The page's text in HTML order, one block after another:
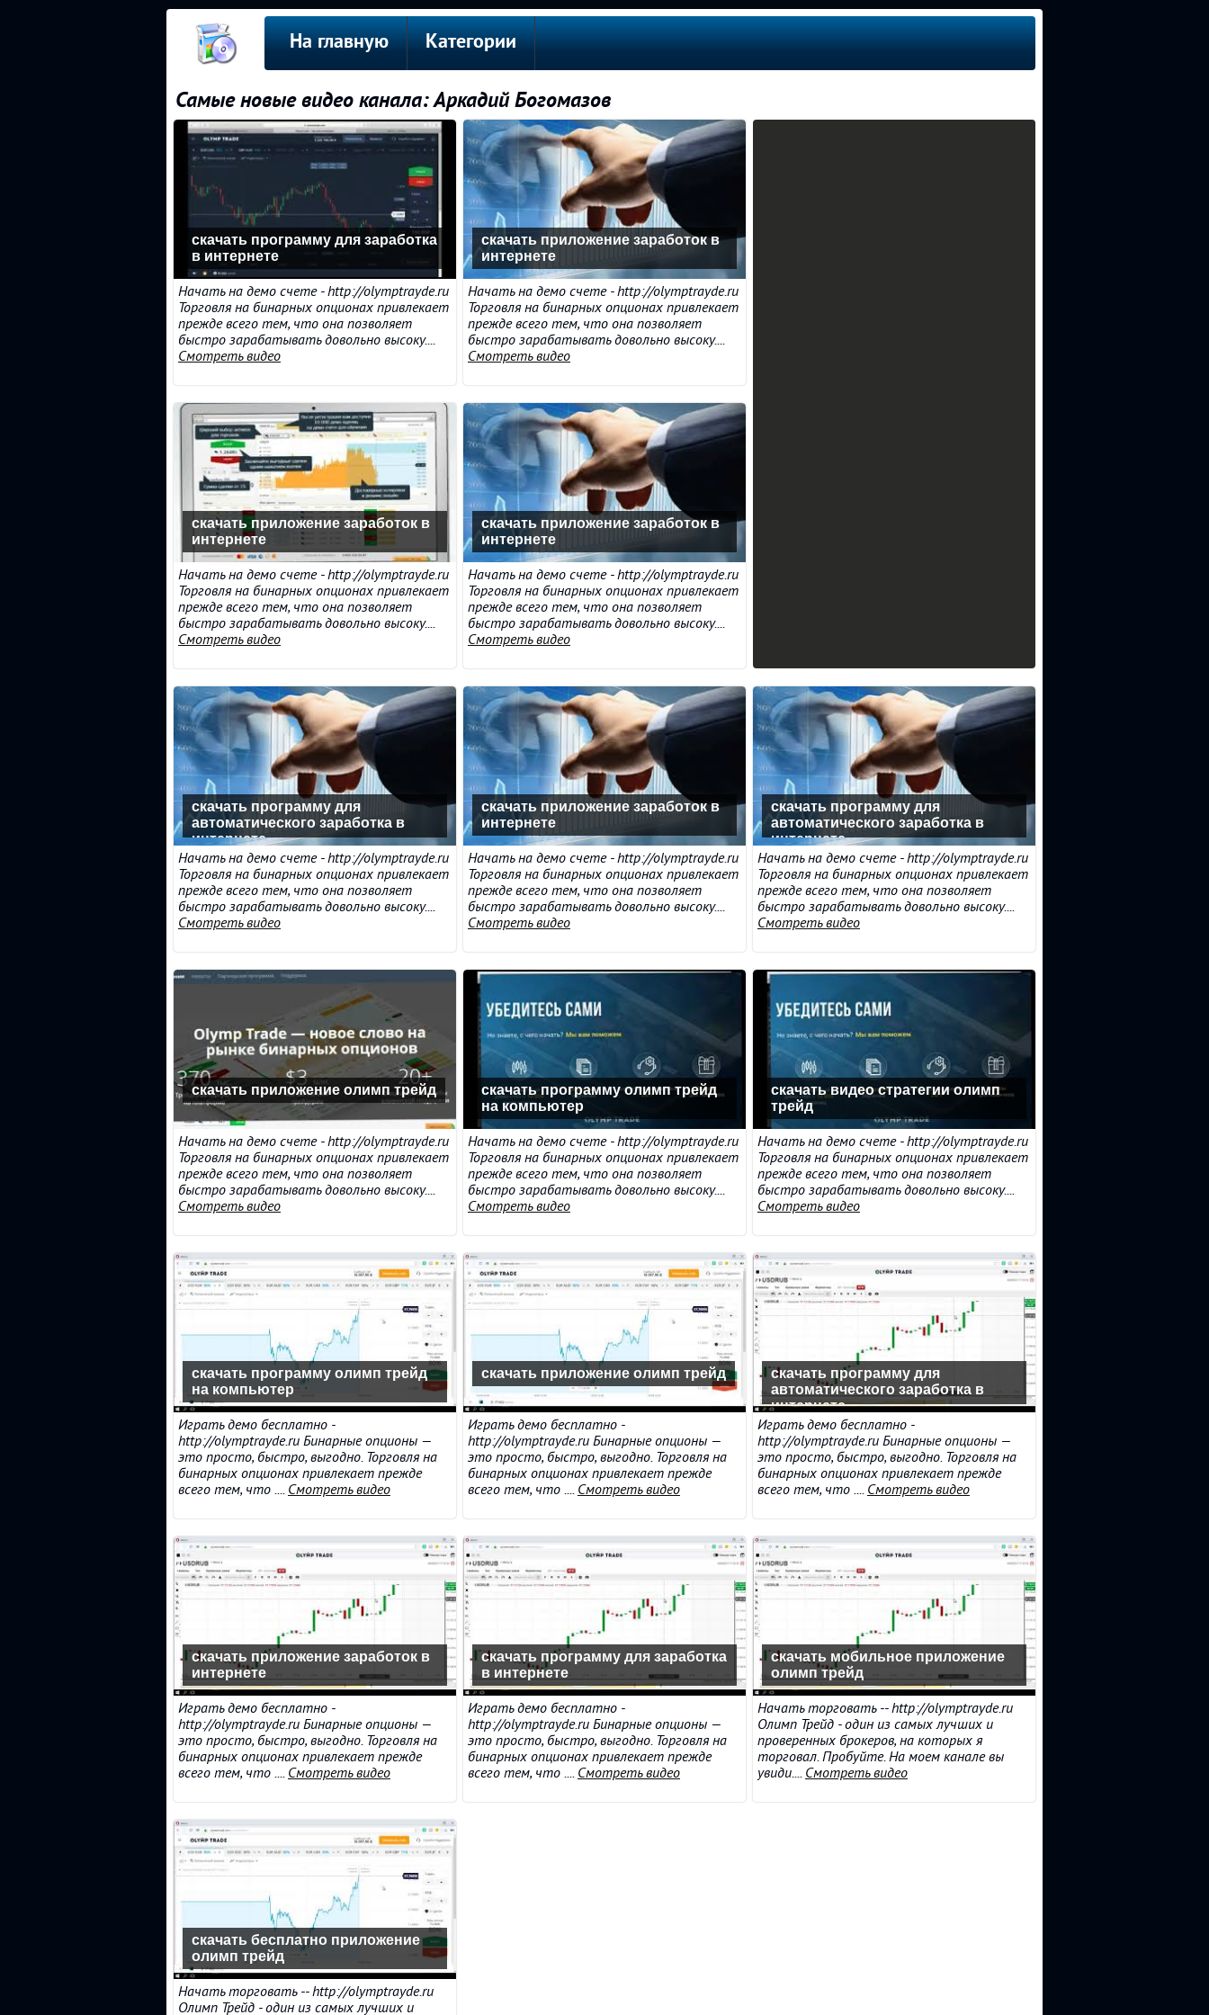
На главную Категории
Самые новые видео канала: Аркадий Богомазов
скачать программу для заработка
в интернете
Начать на демо счете - http://olymptrayde.ru
Торговля на бинарных опционах привлекает
прежде всего тем, что она позволяет
быстро зарабатывать довольно высоку....
Смотреть видео
скачать приложение заработок в
интернете
Начать на демо счете - http://olymptrayde.ru
Торговля на бинарных опционах привлекает
прежде всего тем, что она позволяет
быстро зарабатывать довольно высоку....
Смотреть видео
скачать приложение заработок в
интернете
Начать на демо счете - http://olymptrayde.ru
Торговля на бинарных опционах привлекает
прежде всего тем, что она позволяет
быстро зарабатывать довольно высоку....
Смотреть видео
скачать приложение заработок в
интернете
Начать на демо счете - http://olymptrayde.ru
Торговля на бинарных опционах привлекает
прежде всего тем, что она позволяет
быстро зарабатывать довольно высоку....
Смотреть видео
скачать программу для
автоматического заработка в
интернете
Начать на демо счете - http://olymptrayde.ru
Торговля на бинарных опционах привлекает
прежде всего тем, что она позволяет
быстро зарабатывать довольно высоку....
Смотреть видео
скачать приложение заработок в
интернете
Начать на демо счете - http://olymptrayde.ru
Торговля на бинарных опционах привлекает
прежде всего тем, что она позволяет
быстро зарабатывать довольно высоку....
Смотреть видео
скачать программу для
автоматического заработка в
интернете
Начать на демо счете - http://olymptrayde.ru
Торговля на бинарных опционах привлекает
прежде всего тем, что она позволяет
быстро зарабатывать довольно высоку....
Смотреть видео
скачать приложение олимп трейд
Начать на демо счете - http://olymptrayde.ru
Торговля на бинарных опционах привлекает
прежде всего тем, что она позволяет
быстро зарабатывать довольно высоку....
Смотреть видео
скачать программу олимп трейд
на компьютер
Начать на демо счете - http://olymptrayde.ru
Торговля на бинарных опционах привлекает
прежде всего тем, что она позволяет
быстро зарабатывать довольно высоку....
Смотреть видео
скачать видео стратегии олимп
трейд
Начать на демо счете - http://olymptrayde.ru
Торговля на бинарных опционах привлекает
прежде всего тем, что она позволяет
быстро зарабатывать довольно высоку....
Смотреть видео
скачать программу олимп трейд
на компьютер
Играть демо бесплатно -
http://olymptrayde.ru Бинарные опционы —
это просто, быстро, выгодно. Торговля на
бинарных опционах привлекает прежде
всего тем, что .... Смотреть видео
скачать приложение олимп трейд
Играть демо бесплатно -
http://olymptrayde.ru Бинарные опционы —
это просто, быстро, выгодно. Торговля на
бинарных опционах привлекает прежде
всего тем, что .... Смотреть видео
скачать программу для
автоматического заработка в
интернете
Играть демо бесплатно -
http://olymptrayde.ru Бинарные опционы —
это просто, быстро, выгодно. Торговля на
бинарных опционах привлекает прежде
всего тем, что .... Смотреть видео
скачать приложение заработок в
интернете
Играть демо бесплатно -
http://olymptrayde.ru Бинарные опционы —
это просто, быстро, выгодно. Торговля на
бинарных опционах привлекает прежде
всего тем, что .... Смотреть видео
скачать программу для заработка
в интернете
Играть демо бесплатно -
http://olymptrayde.ru Бинарные опционы —
это просто, быстро, выгодно. Торговля на
бинарных опционах привлекает прежде
всего тем, что .... Смотреть видео
скачать мобильное приложение
олимп трейд
Начать торговать -- http://olymptrayde.ru
Олимп Трейд - один из самых лучших и
проверенных брокеров, на которых я
торговал. Пробуйте. На моем канале вы
увиди.... Смотреть видео
скачать бесплатно приложение
олимп трейд
Начать торговать -- http://olymptrayde.ru
Олимп Трейд - один из самых лучших и